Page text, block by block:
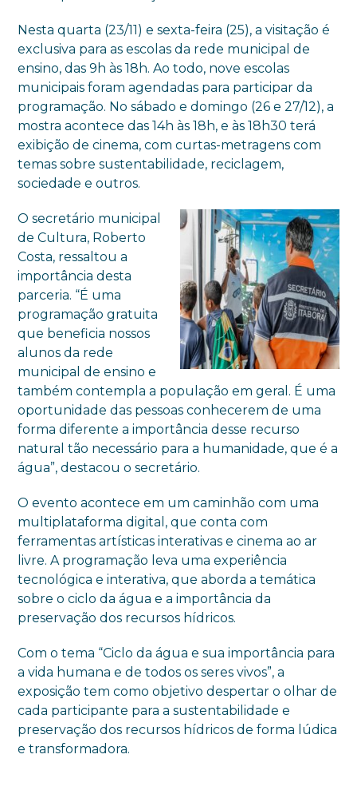
Nesta quarta (23/11) e sexta-feira (25), a visitação é
exclusiva para as escolas da rede municipal de
ensino, das 9h às 18h. Ao todo, nove escolas
municipais foram agendadas para participar da
programação. No sábado e domingo (26 e 27/12), a
mostra acontece das 14h às 18h, e às 18h30 terá
exibição de cinema, com curtas-metragens com
temas sobre sustentabilidade, reciclagem,
sociedade e outros.
O secretário municipal
de Cultura, Roberto
Costa, ressaltou a
importância desta
parceria. “É uma
programação gratuita
que beneficia nossos
alunos da rede
municipal de ensino e
também contempla a população em geral. É uma
oportunidade das pessoas conhecerem de uma
forma diferente a importância desse recurso
natural tão necessário para a humanidade, que é a
água”, destacou o secretário.
O evento acontece em um caminhão com uma
multiplataforma digital, que conta com
ferramentas artísticas interativas e cinema ao ar
livre. A programação leva uma experiência
tecnológica e interativa, que aborda a temática
sobre o ciclo da água e a importância da
preservação dos recursos hídricos.
Com o tema “Ciclo da água e sua importância para
a vida humana e de todos os seres vivos”, a
exposição tem como objetivo despertar o olhar de
cada participante para a sustentabilidade e
preservação dos recursos hídricos de forma lúdica
e transformadora.